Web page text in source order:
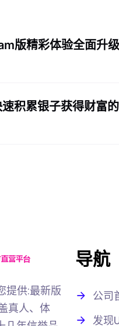
版精彩体验全面升
积累银子获得财富
提供:最新版
真人、体
导航
公司
发现